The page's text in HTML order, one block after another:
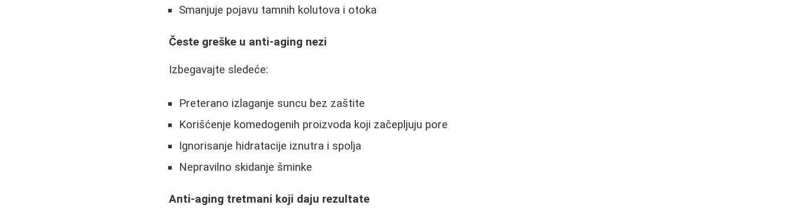
Smanjuje pojavu tamnih kolutova i otoka
Česte greške u anti-aging nezi
Izbegavajte sledeće:
Preterano izlaganje suncu bez zaštite
Korišćenje komedogenih proizvoda koji začepljuju pore
Ignorisanje hidratacije iznutra i spolja
Nepravilno skidanje šminke
Anti-aging tretmani koji daju rezultate